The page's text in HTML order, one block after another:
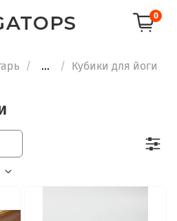
0
... Кубики для йоги